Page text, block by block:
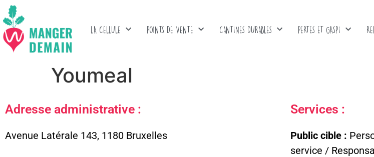
LA CELLULE POINTS DE VENTE CANTINES DURABLES PERTES ET GASPI
Youmeal
Adresse administrative :
Avenue Latérale 143, 1180 Bruxelles
Services :
Public cible :
service /